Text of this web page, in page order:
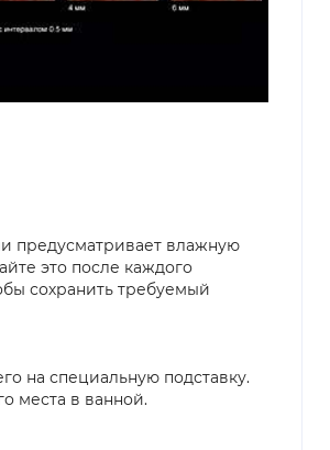
предусматривает влажную
это после каждого
сохранить требуемый
на специальную подставку.
места в ванной.